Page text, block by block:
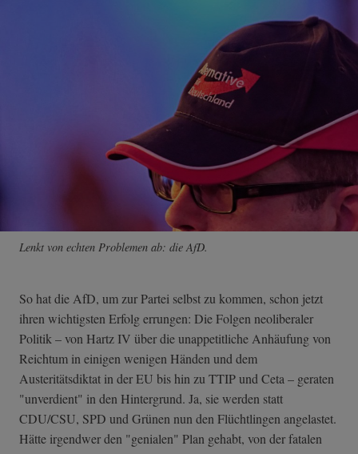
Lenkt von echten Problemen ab: die AfD.
So hat die AfD, um zur Partei selbst zu kommen, schon jetzt
ihren wichtigsten Erfolg errungen: Die Folgen neoliberaler
Politik – von Hartz IV über die unappetitliche Anhäufung von
Reichtum in einigen wenigen Händen und dem
Austeritätsdiktat in der EU bis hin zu TTIP und Ceta – geraten
"unverdient" in den Hintergrund. Ja, sie werden statt
CDU/CSU, SPD und Grünen nun den Flüchtlingen angelastet.
Hätte irgendwer den "genialen" Plan gehabt, von der fatalen